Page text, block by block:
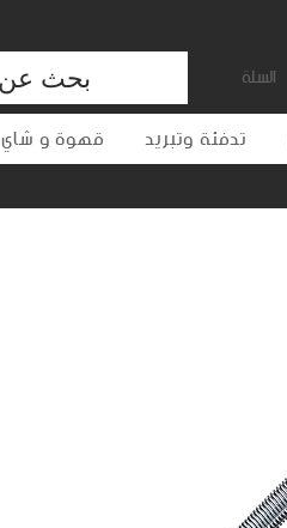
السلة
قهوة و شاي تدفئة وتبريد